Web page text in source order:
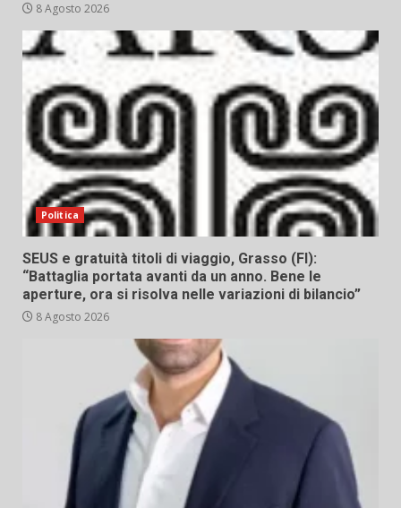
8 Agosto 2026
Politica
SEUS e gratuità titoli di viaggio, Grasso (FI):
“Battaglia portata avanti da un anno. Bene le
aperture, ora si risolva nelle variazioni di bilancio”
8 Agosto 2026